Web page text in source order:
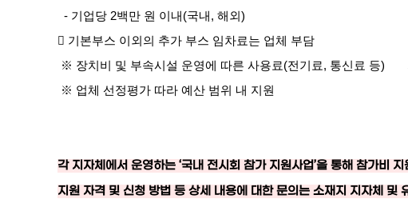
- 기업당 2백만 원 이내(국내, 해외)
 기본부스 이외의 추가 부스 임차료는 업체 부담
※ 장치비 및 부속시설 운영에 따른 사용료(전기료, 통신료 등)
※ 업체 선정평가 따라 예산 범위 내 지원
각 지자체에서 운영하는 ‘국내 전시회 참가 지원사업’을 통해 참가비
지원 자격 및 신청 방법 등 상세 내용에 대한 문의는 소재지 지자체 및